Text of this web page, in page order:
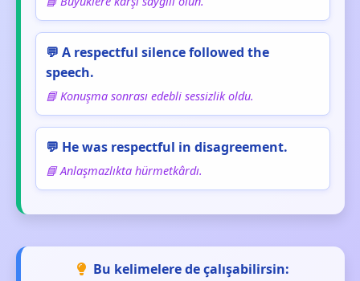
💬 A respectful silence followed the
speech.
📘 Konuşma sonrası edebli sessizlik oldu.
💬 He was respectful in disagreement.
📘 Anlaşmazlıkta hürmetkârdı.
Bu kelimelere de çalışabilirsin: